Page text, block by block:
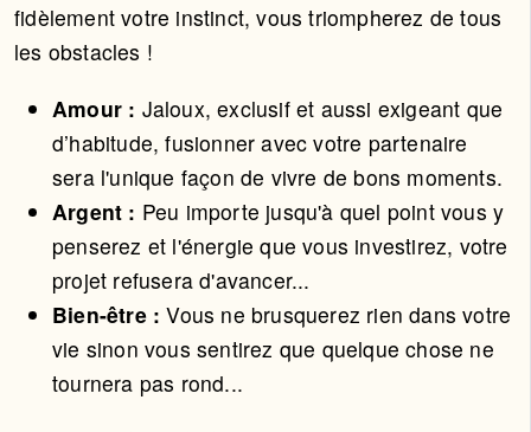
fidèlement votre instinct, vous triompherez de tous
les obstacles !
Amour : Jaloux, exclusif et aussi exigeant que
d’habitude, fusionner avec votre partenaire
sera l'unique façon de vivre de bons moments.
Argent : Peu importe jusqu'à quel point vous y
penserez et l'énergie que vous investirez, votre
projet refusera d'avancer...
Bien-être :Vous ne brusquerez rien dans votre
vie sinon vous sentirez que quelque chose ne
tournera pas rond...